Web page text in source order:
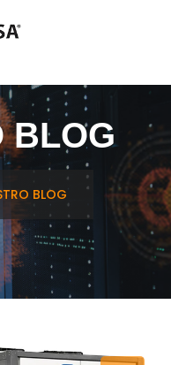
BLOG
BLOG